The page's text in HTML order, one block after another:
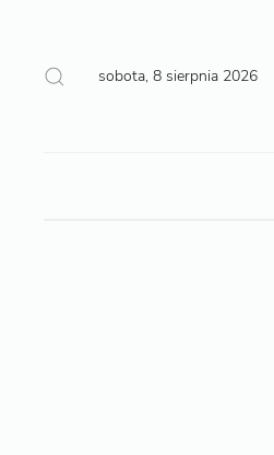
sobota, 8 sierpnia 2026